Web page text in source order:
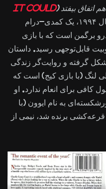
اتفاق بیفتد (It Could
محصول سال ۱۹۹۴، یک کمدی-درام
برگمن است که با بازی
قابل‌توجهی رسید. داستان
گرفته و روایت‌گر زندگی
لنگ (با بازی کیج) است که
کافی برای انعام ندارد. او
به نام ایوون (با
برنده شد، نیمی از